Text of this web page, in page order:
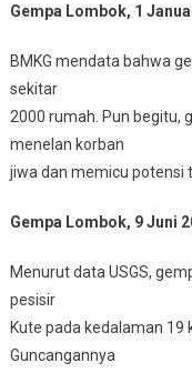
Gempa Lombok, 1
BMKG mendata bahwa
sekitar
2000 rumah. Pun begitu,
menelan korban
jiwa dan memicu potensi
Gempa Lombok, 9 Juni
Menurut data USGS,
pesisir
Kute pada kedalaman 19
Guncangannya